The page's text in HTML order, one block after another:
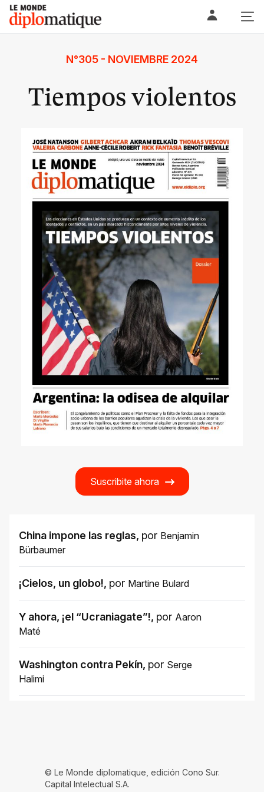
Skip
content
Le monde diplomatique
N°305 - NOVIEMBRE 2024
Tiempos violentos
Suscribite ahora
China impone las reglas, por Benjamin
Bürbaumer
¡Cielos, un globo!, por Martine Bulard
Y ahora, ¡el “Ucraniagate”!, por Aaron
Maté
Washington contra Pekín, por Serge
Halimi
© Le Monde diplomatique, edición Cono Sur.
Capital Intelectual S.A.